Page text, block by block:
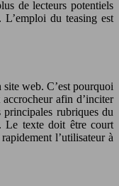
de lecteurs potentiels
du teasing est
site web. C’est pourquoi
afin d’inciter
rubriques du
Le texte doit être court
l’utilisateur à